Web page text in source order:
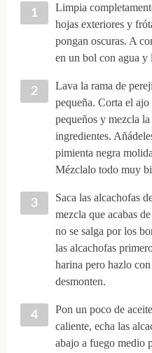
Limpia
hojas exteriores y
pongan oscuras. A
en un bol con agua y
Lava la rama de
pequeña. Corta el
pequeños y mezcla
ingredientes.
pimienta negra
Mézclalo todo muy
Saca las alcachofas
mezcla que acabas
no se salga por los
las alcachofas
harina pero hazlo
desmonten.
Pon un poco de
caliente, echa las
abajo a fuego medio